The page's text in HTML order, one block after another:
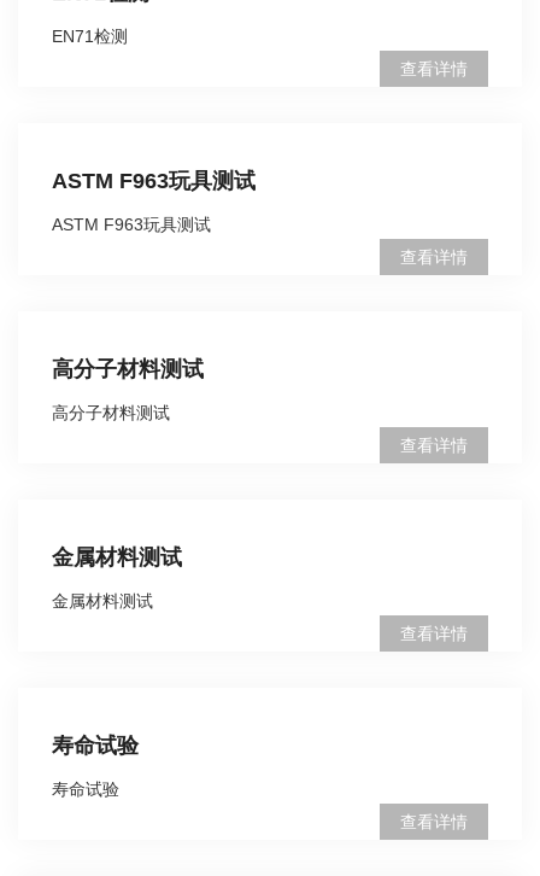
EN71检测
查看详情
ASTM F963玩具测试
ASTM F963玩具测试
查看详情
高分子材料测试
高分子材料测试
查看详情
金属材料测试
金属材料测试
查看详情
寿命试验
寿命试验
查看详情